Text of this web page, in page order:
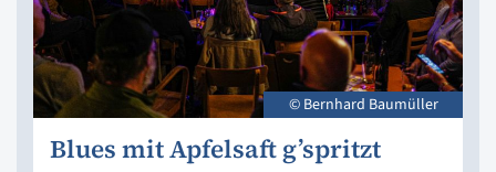
© Bernhard Baumüller
Blues mit Apfelsaft g’spritzt